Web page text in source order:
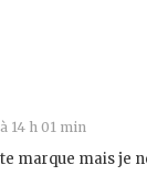
14 h 01 min
marque mais je